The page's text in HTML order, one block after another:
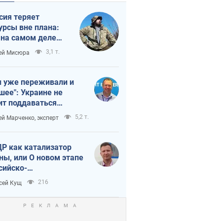
теряет
вне плана:
на самом деле
темп войны
Мисюра 3,1 т.
переживали и
Украине не
поддаваться
из-за
террора
Марченко, эксперт 5,2 т.
как катализатор
или О новом этапе
союза
Кущ 216